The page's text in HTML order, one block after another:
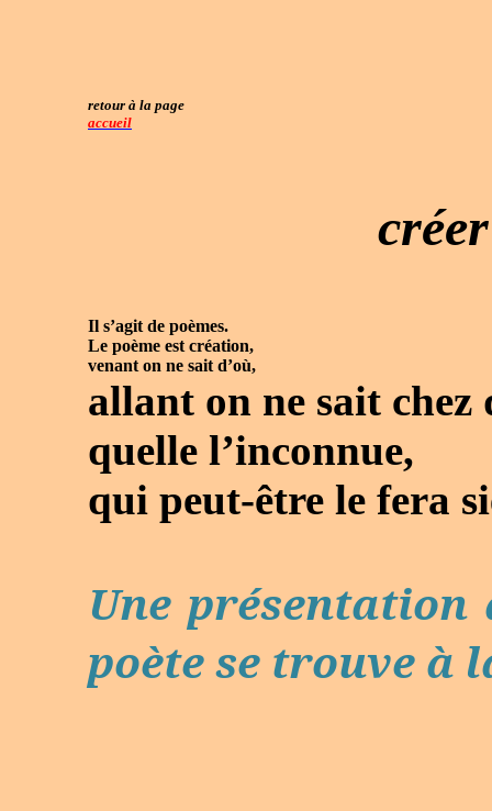
retour à la page
accueil
créer
Il s’agit de poèmes.
Le poème est création,
venant on ne sait d’où,
allant on ne sait chez
quelle l’inconnue,
qui peut-être le fera
Une présentation
poète se trouve à